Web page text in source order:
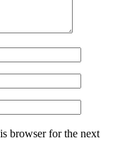
browser for the next